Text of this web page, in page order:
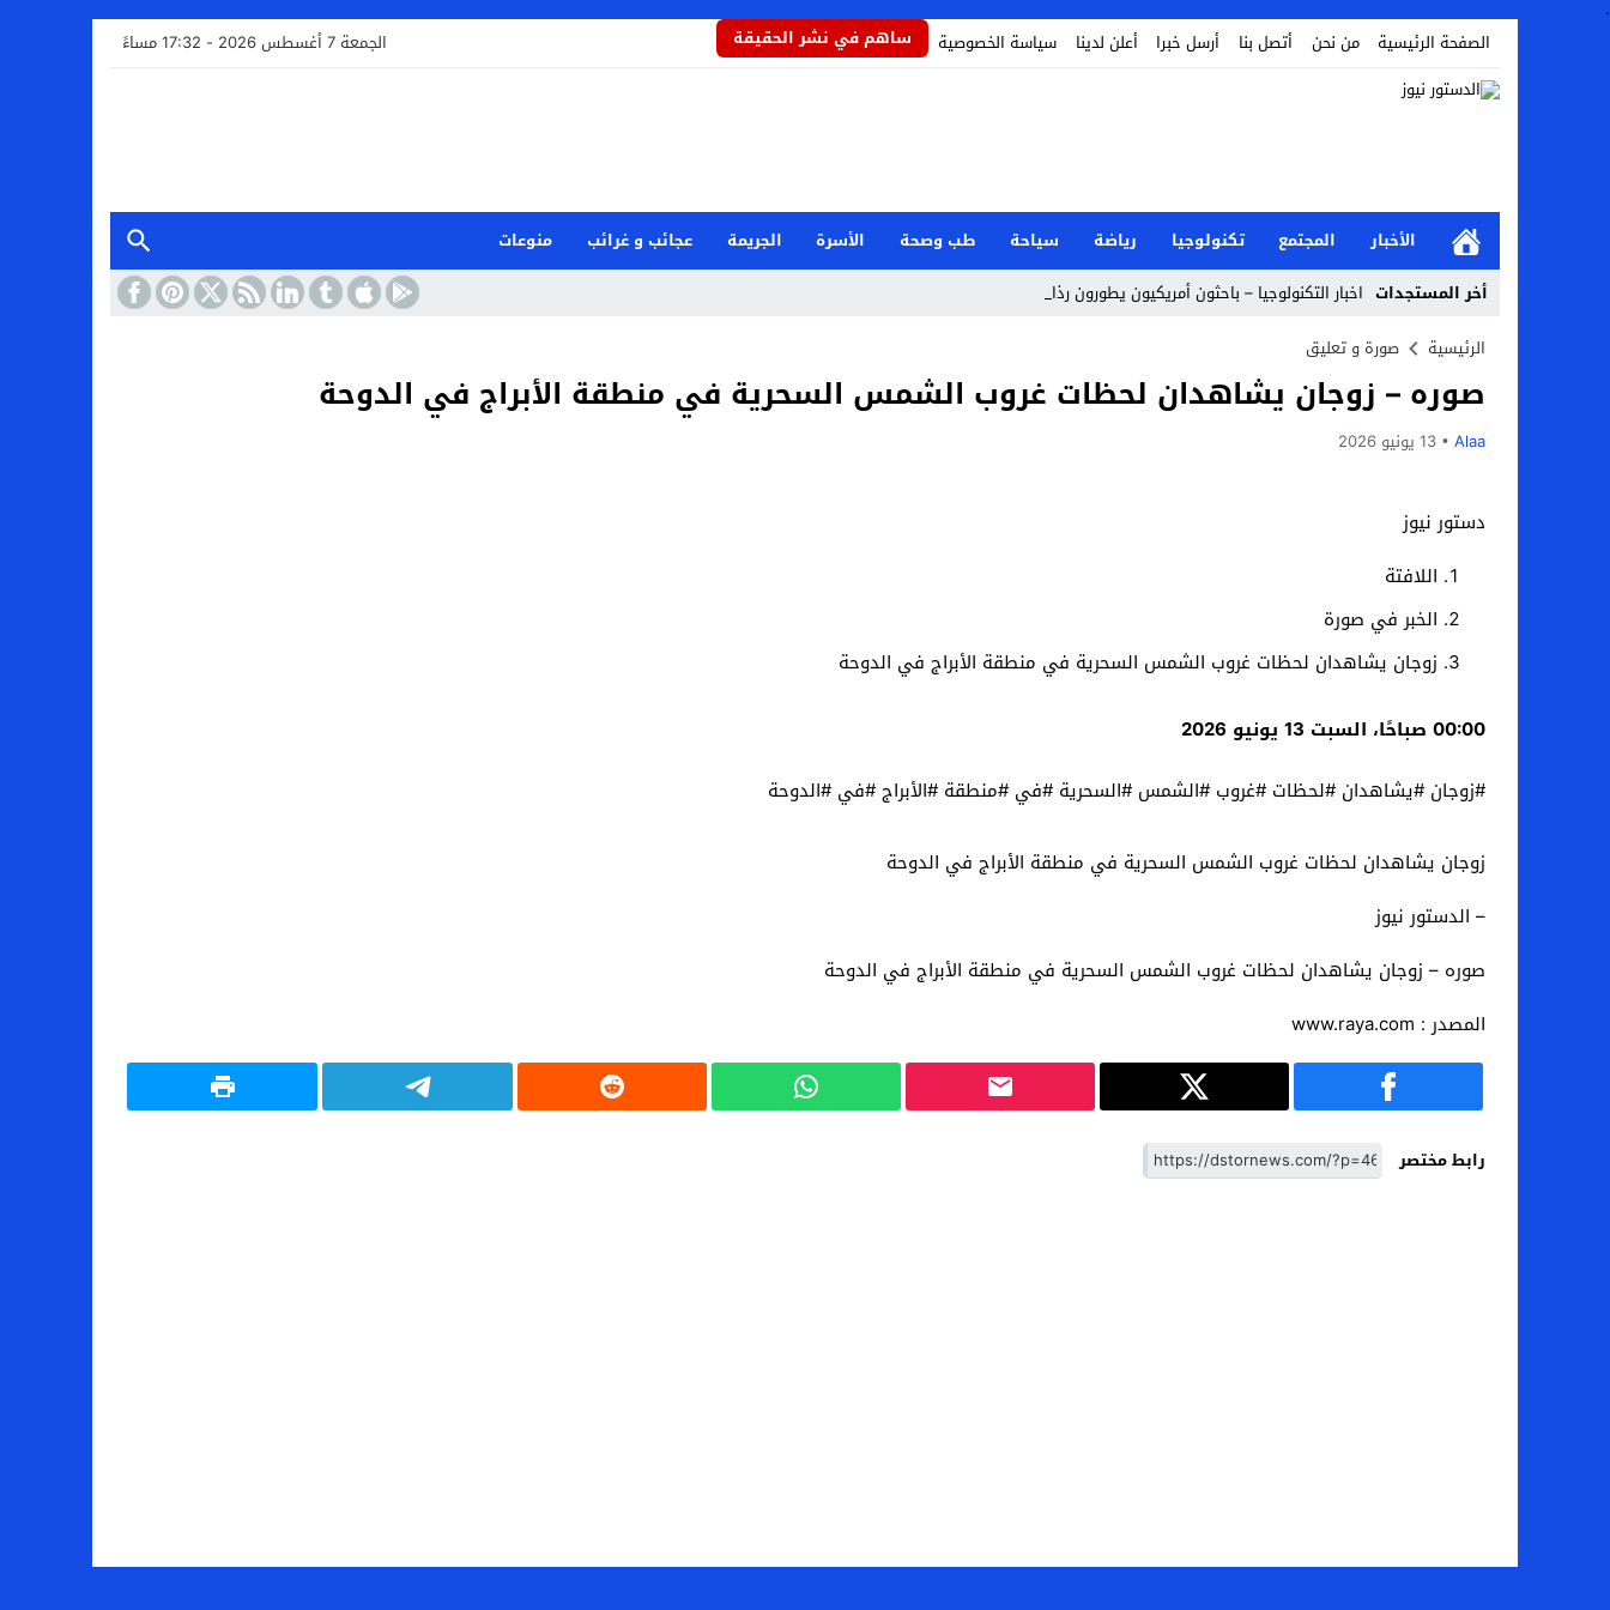
.
الصفحة الرئيسية
من نحن أتصل بنا أرسل خبرا أعلن لدينا سياسة الخصوصية ساهم في نشر الحقيقة الجمعة 7 أغسطس 2026 - 17:32 مساءً
الأخبار المجتمع تكنولوجيا رياضة سياحة طب وصحة الأسرة الجريمة عجائب و غرائب
منوعات
أخر المستجدات اخبار التكنولوجيا – باحثون أمريكيون يطورون رذاذاً _
Stop
Previous
Next
الرئيسية صورة و تعليق
صوره – زوجان يشاهدان لحظات غروب الشمس السحرية في منطقة الأبراج في الدوحة
Alaa 13 يونيو 2026
دستور نيوز
اللافتة
الخبر في صورة
زوجان يشاهدان لحظات غروب الشمس السحرية في منطقة الأبراج في الدوحة
00:00 صباحًا، السبت 13 يونيو 2026
#زوجان #يشاهدان #لحظات #غروب #الشمس #السحرية #في #منطقة #الأبراج #في #الدوحة
زوجان يشاهدان لحظات غروب الشمس السحرية في منطقة الأبراج في الدوحة
– الدستور نيوز
صوره – زوجان يشاهدان لحظات غروب الشمس السحرية في منطقة الأبراج في الدوحة
المصدر : www.raya.com
رابط مختصر